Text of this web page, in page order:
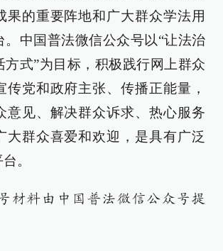
果的重要阵地和广大群众学法用
。中国普法微信公众号以“让法治
方式”为目标，积极践行网上群众
传党和政府主张、传播正能量，
意见、解决群众诉求、热心服务
大群众喜爱和欢迎，是具有广泛
。
材料由中国普法微信公众号提